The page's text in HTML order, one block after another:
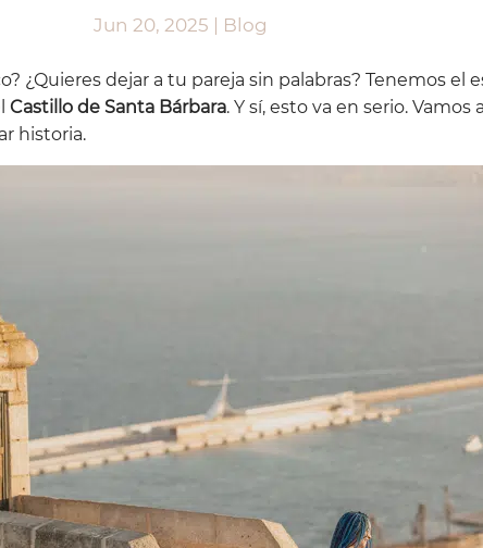
Jun 20, 2025 Blog
¿Quieres dejar a tu pareja sin palabras? Tenemos el
Castillo de Santa Bárbara. Y sí, esto va en serio.
historia.